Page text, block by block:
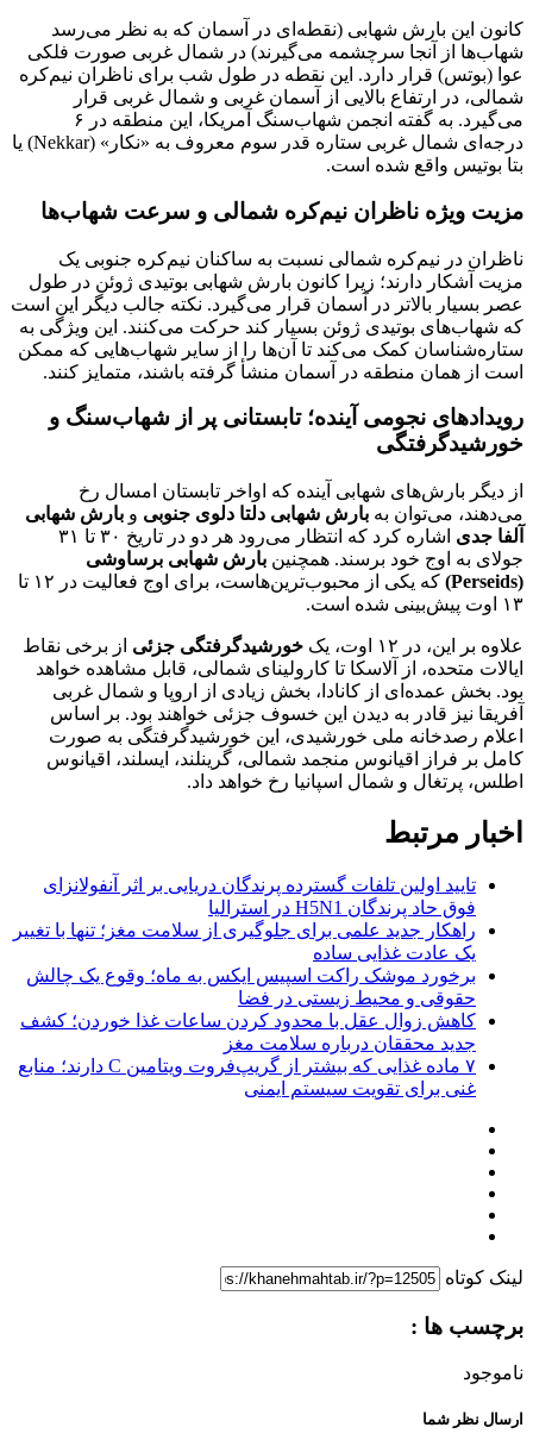
کانون این بارش شهابی (نقطه‌ای در آسمان که به نظر می‌رسد
شهاب‌ها از آنجا سرچشمه می‌گیرند) در شمال غربی صورت فلکی
عوا (بوتس) قرار دارد. این نقطه در طول شب برای ناظران نیم‌کره
شمالی، در ارتفاع بالایی از آسمان غربی و شمال غربی قرار
می‌گیرد. به گفته انجمن شهاب‌سنگ آمریکا، این منطقه در ۶
درجه‌ای شمال غربی ستاره قدر سوم معروف به «نکار» (Nekkar) یا
بتا بوتیس واقع شده است.
مزیت ویژه ناظران نیم‌کره شمالی و سرعت شهاب‌ها
ناظران در نیم‌کره شمالی نسبت به ساکنان نیم‌کره جنوبی یک
مزیت آشکار دارند؛ زیرا کانون بارش شهابی بوتیدی ژوئن در طول
عصر بسیار بالاتر در آسمان قرار می‌گیرد. نکته جالب دیگر این است
که شهاب‌های بوتیدی ژوئن بسیار کند حرکت می‌کنند. این ویژگی به
ستاره‌شناسان کمک می‌کند تا آن‌ها را از سایر شهاب‌هایی که ممکن
است از همان منطقه در آسمان منشأ گرفته باشند، متمایز کنند.
رویدادهای نجومی آینده؛ تابستانی پر از شهاب‌سنگ و
خورشیدگرفتگی
از دیگر بارش‌های شهابی آینده که اواخر تابستان امسال رخ
می‌دهند، می‌توان به بارش شهابی دلتا دلوی جنوبی و بارش شهابی
آلفا جدی
اشاره کرد که انتظار می‌رود هر دو در تاریخ ۳۰ تا ۳۱
جولای به اوج خود برسند. همچنین بارش شهابی برساوشی
(Perseids)
که یکی از محبوب‌ترین‌هاست، برای اوج فعالیت در ۱۲ تا
۱۳ اوت پیش‌بینی شده است.
علاوه بر این، در ۱۲ اوت، یک خورشیدگرفتگی جزئی از برخی نقاط
ایالات متحده، از آلاسکا تا کارولینای شمالی، قابل مشاهده خواهد
بود. بخش عمده‌ای از کانادا، بخش زیادی از اروپا و شمال غربی
آفریقا نیز قادر به دیدن این خسوف جزئی خواهند بود. بر اساس
اعلام رصدخانه ملی خورشیدی، این خورشیدگرفتگی به صورت
کامل بر فراز اقیانوس منجمد شمالی، گرینلند، ایسلند، اقیانوس
اطلس، پرتغال و شمال اسپانیا رخ خواهد داد.
اخبار مرتبط
تایید اولین تلفات گسترده پرندگان دریایی بر اثر آنفولانزای
فوق حاد پرندگان H5N1 در استرالیا
راهکار جدید علمی برای جلوگیری از سلامت مغز؛ تنها با تغییر
یک عادت غذایی ساده
برخورد موشک راکت اسپیس ایکس به ماه؛ وقوع یک چالش
حقوقی و محیط زیستی در فضا
کاهش زوال عقل با محدود کردن ساعات غذا خوردن؛ کشف
جدید محققان درباره سلامت مغز
۷ ماده غذایی که بیشتر از گریپ‌فروت ویتامین C دارند؛ منابع
غنی برای تقویت سیستم ایمنی
لینک کوتاه
برچسب ها :
ناموجود
ارسال نظر شما